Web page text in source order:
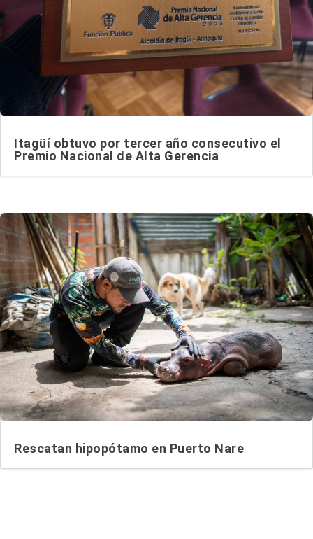
Itagüí obtuvo por tercer año consecutivo el
Premio Nacional de Alta Gerencia
Rescatan hipopótamo en Puerto Nare